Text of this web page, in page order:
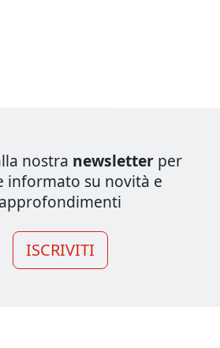
nostra newsletter per
informato su novità e
approfondimenti
ISCRIVITI